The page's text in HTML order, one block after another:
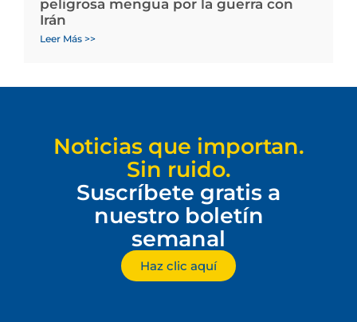
peligrosa mengua por la guerra con
Irán
Leer Más >>
Noticias que importan.
Sin ruido.
Suscríbete gratis a
nuestro boletín
semanal
Haz clic aquí